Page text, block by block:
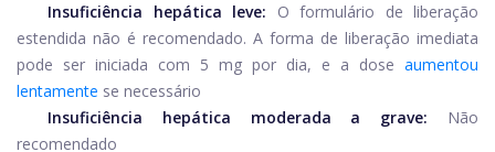
Insuficiência hepática leve:
O formulário de liberação
estendida não é recomendado. A forma de liberação imediata
pode ser iniciada com 5 mg por dia, e a dose aumentou
lentamente se necessário
Insuficiência hepática moderada a grave:
Não
recomendado